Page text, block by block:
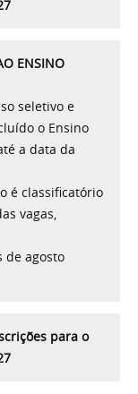
ENSINO
seletivo e
o Ensino
a data da
é classificatório
vagas,
de agosto
para o